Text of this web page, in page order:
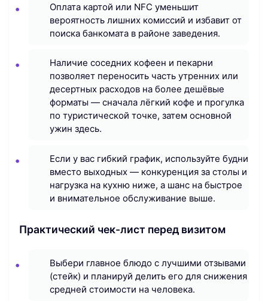
Оплата картой или NFC уменьшит
вероятность лишних комиссий и избавит от
поиска банкомата в районе заведения.
Наличие соседних кофеен и пекарни
позволяет переносить часть утренних или
десертных расходов на более дешёвые
форматы — сначала лёгкий кофе и прогулка
по туристической точке, затем основной
ужин здесь.
Если у вас гибкий график, используйте будни
вместо выходных — конкуренция за столы и
нагрузка на кухню ниже, а шанс на быстрое
и внимательное обслуживание выше.
Практический чек-лист перед визитом
Выбери главное блюдо с лучшими отзывами
(стейк) и планируй делить его для снижения
средней стоимости на человека.